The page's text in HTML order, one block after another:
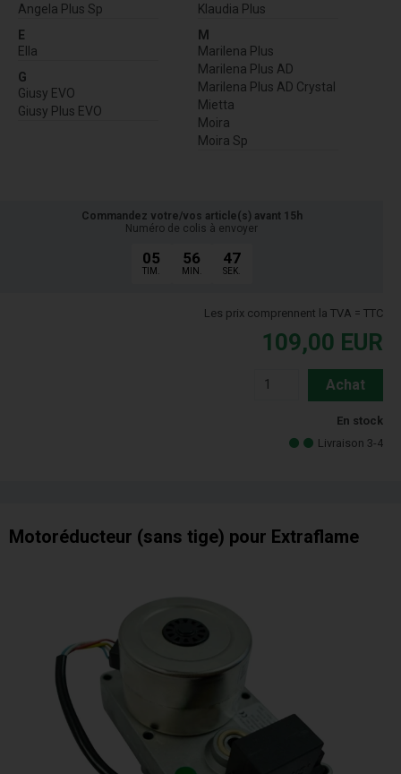
Angela Plus Sp
E
Ella
G
Giusy EVO
Giusy Plus EVO
Klaudia Plus
M
Marilena Plus
Marilena Plus AD
Marilena Plus AD Crystal
Mietta
Moira
Moira Sp
Commandez votre/vos article(s) avant 15h
Numéro de colis à envoyer
05
TIM.
56
MIN.
46
SEK.
Les prix comprennent la TVA = TTC
109,00 EUR
Achat
En stock
Livraison 3-4
Motoréducteur (sans tige) pour Extraflame